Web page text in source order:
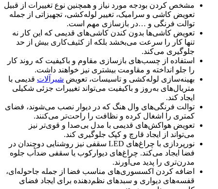
مشخص کردن بودجه مورد نیاز و همچنین نوع تغییرات از قبیل
تعویض کاشی و سرامیک، تغییر لوله‌کشی، تجهیزاتی از جمله
توالت فرنگی و …در بازسازی مهم است.
تعویض کاشی‌ها بدون کندن کاشی‌های قدیمی که این کار نه
تنها کار را سرعت می‌بخشد بلکه از کثیف‌کاری بیش از حد
جلوگیری می‌کند.
استفاده از چسب‌های بازسازی مقاوم و باکیفیت که روند کار
را جلو انداخته و مقاومت بیشتری نیز خواهند داشت.
بهینه‌سازی لوله‌کشی و تاسیسات، تعویض شیرآلات قدیمی با
متریال‌های به‌روز و باکیفیت می‌تواند تغییرات جزئی شکیلی
ایجاد کند.
توالت فرنگی‌های وال هنگ که در دیوار نصب می‌شوند، فضای
کمتری را اشغال کرده و نظافت را راحت‌تر می‌کنند.
تعویض هواکش‌های قدیمی با مدل بی‌صدا و قوی‌تر نیز
می‌تواند از ایجاد قارچ و کپک جلوگیری کند.
نورپردازی با چراغ‌های LED سقفی نیز روشنایی دوچندان در
فضا ایجاد می‌کند. چراغ‌های دیوارکوب یا سقفی ضدآب جلوه
مدرن‌تری را پدید می‌آورند.
اضافه کردن اکسسوری‌های مناسب فضا از جمله جاحوله‌ای،
قفسه‌های دیواری و سبدهای نظم‌دهنده برای ایجاد فضای